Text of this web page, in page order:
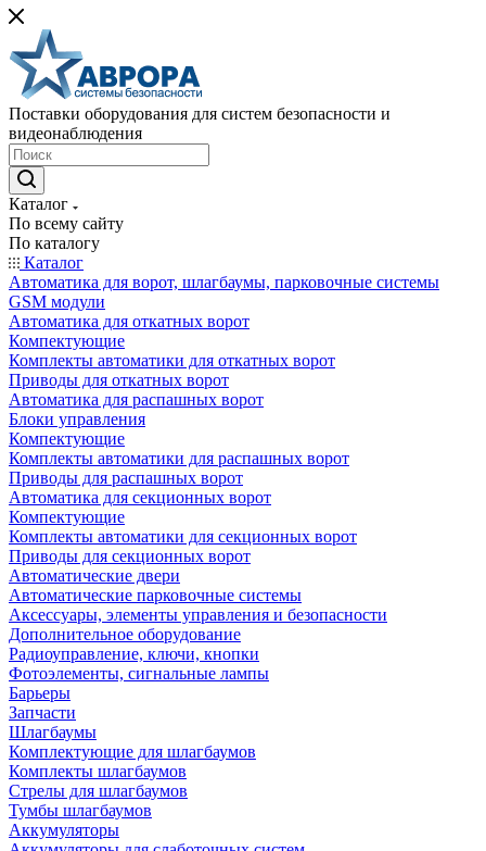
Поставки оборудования для систем безопасности и
видеонаблюдения
Каталог
По всему сайту
По каталогу
Каталог
Автоматика для ворот, шлагбаумы, парковочные системы
GSM модули
Автоматика для откатных ворот
Компектующие
Комплекты автоматики для откатных ворот
Приводы для откатных ворот
Автоматика для распашных ворот
Блоки управления
Компектующие
Комплекты автоматики для распашных ворот
Приводы для распашных ворот
Автоматика для секционных ворот
Компектующие
Комплекты автоматики для секционных ворот
Приводы для секционных ворот
Автоматические двери
Автоматические парковочные системы
Аксессуары, элементы управления и безопасности
Дополнительное оборудование
Радиоуправление, ключи, кнопки
Фотоэлементы, сигнальные лампы
Барьеры
Запчасти
Шлагбаумы
Комплектующие для шлагбаумов
Комплекты шлагбаумов
Стрелы для шлагбаумов
Тумбы шлагбаумов
Аккумуляторы